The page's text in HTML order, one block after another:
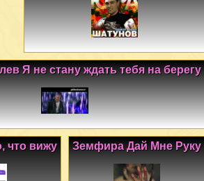
Я не стану ждать тебя на берегу
Земфира Дай Мне Руку
что вижу